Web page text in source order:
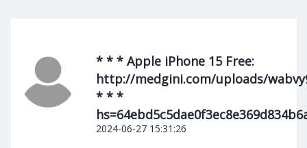
* * * Apple iPhone 15 Free:
http://medgini.com/uploads/
* * *
2024-06-27 15:31:26